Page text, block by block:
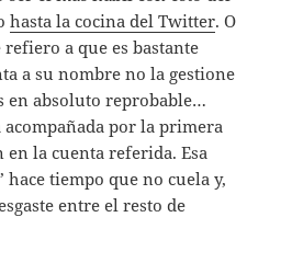
hasta la cocina del Twitter. O
a que es bastante
a su nombre no la gestione
en absoluto reprobable…
por la primera
en la cuenta referida. Esa
hace tiempo que no cuela y,
entre el resto de